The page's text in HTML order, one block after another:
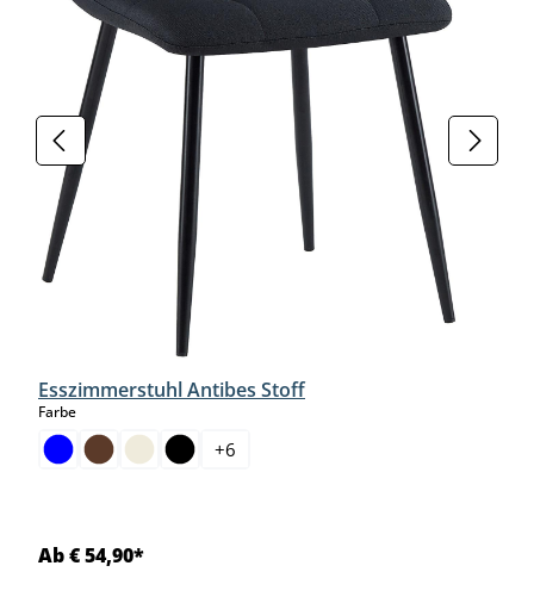
Esszimmerstuhl Antibes Stoff
Farbeauswählen
+6
Ab € 54,90*